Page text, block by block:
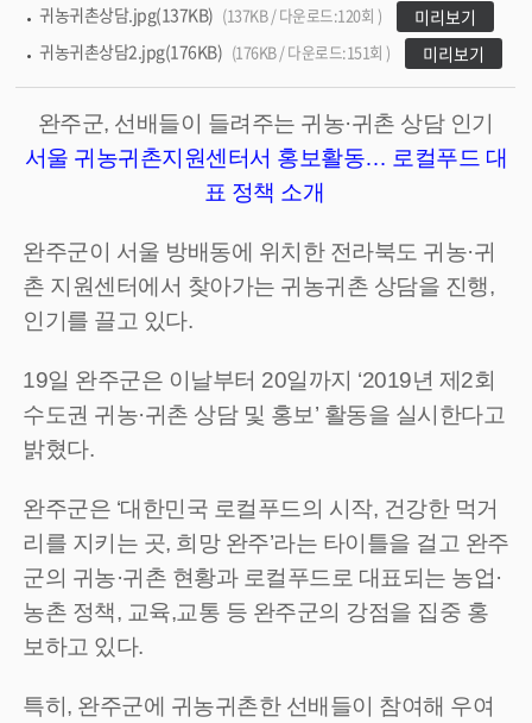
귀농귀촌상담.jpg(137KB) (137KB / 다운로드:120회 )
미리보기
귀농귀촌상담2.jpg(176KB) (176KB / 다운로드:151회 ) 미리보기
완주군, 선배들이 들려주는 귀농·귀촌 상담 인기
서울 귀농귀촌지원센터서 홍보활동… 로컬푸드 대
표 정책 소개
완주군이 서울 방배동에 위치한 전라북도 귀농·귀
촌 지원센터에서 찾아가는 귀농귀촌 상담을 진행,
인기를 끌고 있다.
19일 완주군은 이날부터 20일까지 ‘2019년 제2회
수도권 귀농·귀촌 상담 및 홍보’ 활동을 실시한다고
밝혔다.
완주군은 ‘대한민국 로컬푸드의 시작, 건강한 먹거
리를 지키는 곳, 희망 완주’라는 타이틀을 걸고 완주
군의 귀농·귀촌 현황과 로컬푸드로 대표되는 농업·
농촌 정책, 교육,교통 등 완주군의 강점을 집중 홍
보하고 있다.
특히, 완주군에 귀농귀촌한 선배들이 참여해 우여